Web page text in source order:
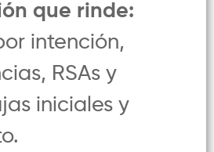
que rinde:
intención,
RSAs y
iniciales y